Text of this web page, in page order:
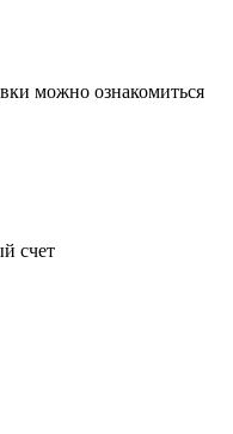
можно ознакомиться
счет